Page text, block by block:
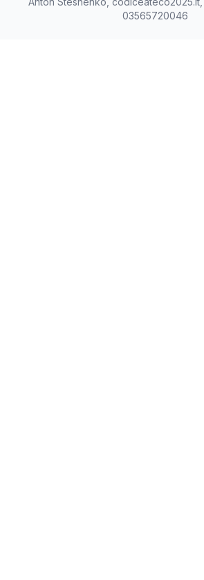
03565720046